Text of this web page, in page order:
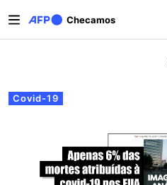
Checamos
Abas primárias
Covid-19